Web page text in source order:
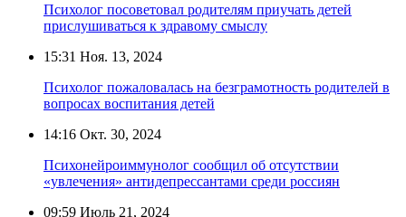
Психолог посоветовал родителям приучать детей
прислушиваться к здравому смыслу
15:31 Ноя. 13, 2024
Психолог пожаловалась на безграмотность родителей в
вопросах воспитания детей
14:16 Окт. 30, 2024
Психонейроиммунолог сообщил об отсутствии
«увлечения» антидепрессантами среди россиян
09:59 Июль 21, 2024